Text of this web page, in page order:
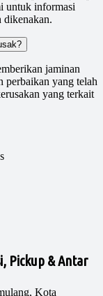
untuk informasi
dikenakan.
jaminan
perbaikan yang telah
yang terkait
Pickup & Antar
Kota